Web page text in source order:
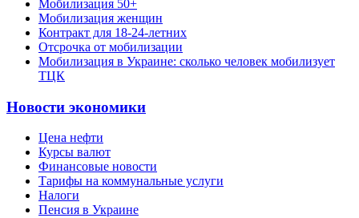
Мобилизация 50+
Мобилизация женщин
Контракт для 18-24-летних
Отсрочка от мобилизации
Мобилизация в Украине: сколько человек мобилизует
ТЦК
Новости экономики
Цена нефти
Курсы валют
Финансовые новости
Тарифы на коммунальные услуги
Налоги
Пенсия в Украине